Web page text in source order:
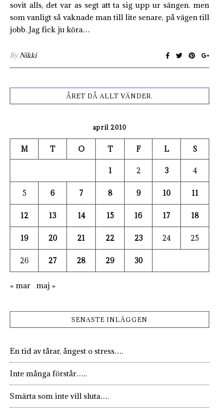
sovit alls, det var as segt att ta sig upp ur sängen. men
som vanligt så vaknade man till lite senare, på vägen till
jobb. Jag fick ju köra…
ByNikki
ÅRET DÅ ALLT VÄNDER.
april 2010
M T O T F L S
1 2 3 4
5 6 7 8 9 10 11
12 13 14 15 16 17 18
19 20 21 22 23 24 25
26 27 28 29 30
« mar maj »
SENASTE INLÄGGEN
En tid av tårar, ångest o stress….
Inte många förstår…..
Smärta som inte vill sluta….